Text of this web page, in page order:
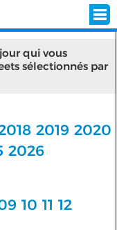
qui vous
sélectionnés par
2019 2020
2026
10 11 12